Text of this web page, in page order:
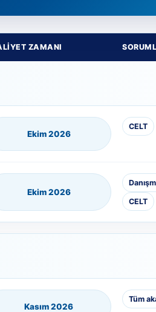
ZAMANI
Ekim 2026
CELT
Ekim 2026
CELT
Kasım 2026
Tüm